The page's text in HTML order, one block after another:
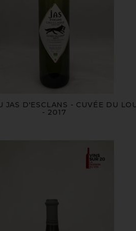
JAS D'ESCLANS - CUVÉE DU
- 2017